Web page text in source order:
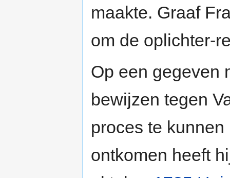
maakte. Graaf
om de oplichter-
Op een gegeven
bewijzen tegen
proces te
ontkomen heeft